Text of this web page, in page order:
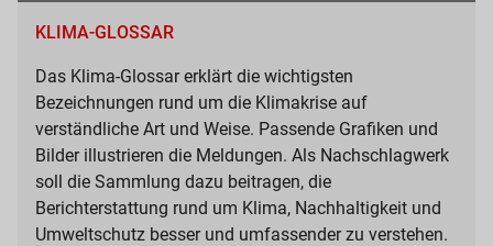
KLIMA-GLOSSAR
Das Klima-Glossar erklärt die wichtigsten
Bezeichnungen rund um die Klimakrise auf
verständliche Art und Weise. Passende Grafiken und
Bilder illustrieren die Meldungen. Als Nachschlagwerk
soll die Sammlung dazu beitragen, die
Berichterstattung rund um Klima, Nachhaltigkeit und
Umweltschutz besser und umfassender zu verstehen.